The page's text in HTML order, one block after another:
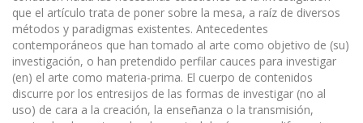
que el artículo trata de poner sobre la mesa, a raíz de diversos
métodos y paradigmas existentes. Antecedentes
contemporáneos que han tomado al arte como objetivo de (su)
investigación, o han pretendido perfilar cauces para investigar
(en) el arte como materia-prima. El cuerpo de contenidos
discurre por los entresijos de las formas de investigar (no al
uso) de cara a la creación, la enseñanza o la transmisión,